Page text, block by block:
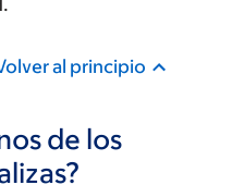
al principio
de los